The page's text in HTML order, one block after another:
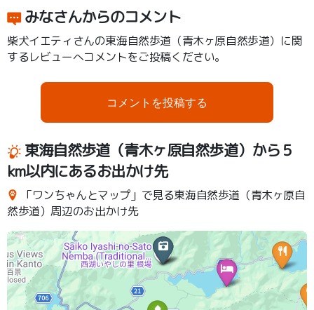
みなさんからのコメント
柴犬イエティさんの東海自然歩道（青木ヶ原自然歩道）に関
するレビューへコメントをご投稿ください。
コメントを投稿する
東海自然歩道（青木ヶ原自然歩道）から５
km以内にあるお出かけ先
「ワンちゃんとマップ」で見る東海自然歩道（青木ヶ原自
然歩道）周辺のお出かけ先